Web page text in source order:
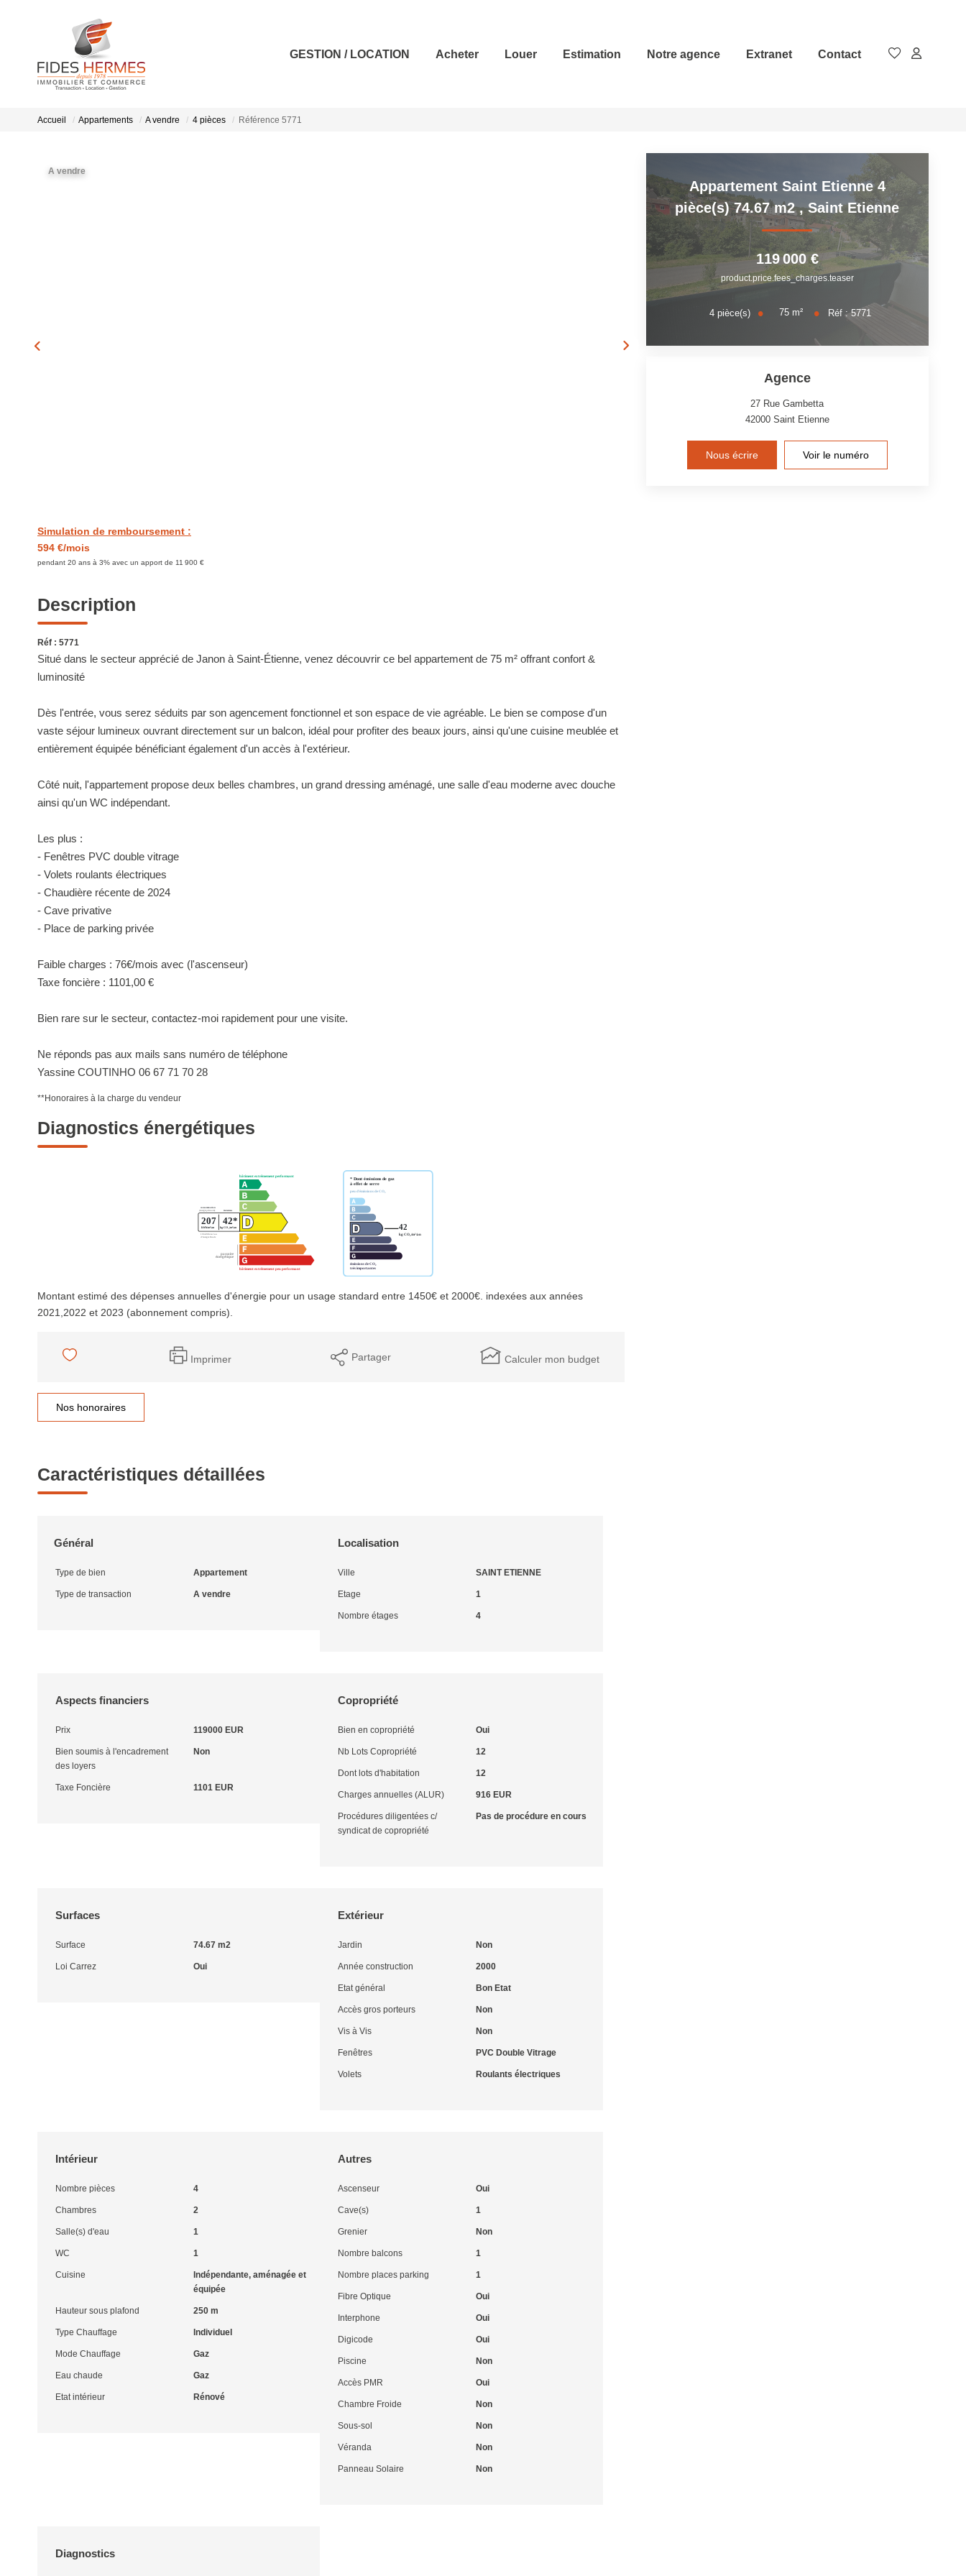
GESTION / LOCATION Acheter Louer Estimation Notre agence Extranet Contact
Accueil Appartements A vendre 4 pièces Référence 5771
A vendre
Simulation de remboursement :
594 €/mois
pendant 20 ans à 3% avec un apport de 11 900 €
Description
Réf : 5771
Situé dans le secteur apprécié de Janon à Saint-Étienne, venez découvrir ce bel appartement de 75 m² offrant confort &
luminosité
Dès l'entrée, vous serez séduits par son agencement fonctionnel et son espace de vie agréable. Le bien se compose d'un
vaste séjour lumineux ouvrant directement sur un balcon, idéal pour profiter des beaux jours, ainsi qu'une cuisine meublée et
entièrement équipée bénéficiant également d'un accès à l'extérieur.
Côté nuit, l'appartement propose deux belles chambres, un grand dressing aménagé, une salle d'eau moderne avec douche
ainsi qu'un WC indépendant.
Les plus :
- Fenêtres PVC double vitrage
- Volets roulants électriques
- Chaudière récente de 2024
- Cave privative
- Place de parking privée
Faible charges : 76€/mois avec (l'ascenseur)
Taxe foncière : 1101,00 €
Bien rare sur le secteur, contactez-moi rapidement pour une visite.
Ne réponds pas aux mails sans numéro de téléphone
Yassine COUTINHO 06 67 71 70 28
**Honoraires à la charge du vendeur
Diagnostics énergétiques
Montant estimé des dépenses annuelles d'énergie pour un usage standard entre 1450€ et 2000€. indexées aux années
2021,2022 et 2023 (abonnement compris).
Imprimer Partager Calculer mon budget
Nos honoraires
Caractéristiques détaillées
Général
Type de bien Appartement
Type de transaction A vendre
Localisation
Ville SAINT ETIENNE
Etage 1
Nombre étages 4
Aspects financiers
Prix 119000 EUR
Bien soumis à l'encadrement
des loyers
Non
Taxe Foncière 1101 EUR
Copropriété
Bien en copropriété Oui
Nb Lots Copropriété 12
Dont lots d'habitation 12
Charges annuelles (ALUR) 916 EUR
Procédures diligentées c/
syndicat de copropriété
Pas de procédure en cours
Surfaces
Surface 74.67 m2
Loi Carrez Oui
Extérieur
Jardin Non
Année construction 2000
Etat général Bon Etat
Accès gros porteurs Non
Vis à Vis Non
Fenêtres PVC Double Vitrage
Volets Roulants électriques
Intérieur
Nombre pièces 4
Chambres 2
Salle(s) d'eau 1
WC 1
Cuisine
Indépendante, aménagée et
équipée
Hauteur sous plafond 250 m
Type Chauffage Individuel
Mode Chauffage Gaz
Eau chaude Gaz
Etat intérieur Rénové
Autres
Ascenseur Oui
Cave(s) 1
Grenier Non
Nombre balcons 1
Nombre places parking 1
Fibre Optique Oui
Interphone Oui
Digicode Oui
Piscine Non
Accès PMR Oui
Chambre Froide Non
Sous-sol Non
Véranda Non
Panneau Solaire Non
Diagnostics
Appartement Saint Etienne 4
pièce(s) 74.67 m2,Saint Etienne
119 000 €
product.price.fees_charges.teaser
4 pièce(s) 75 m² Réf :5771
Agence
27 Rue Gambetta
42000 Saint Etienne
Nous écrire Voir le numéro